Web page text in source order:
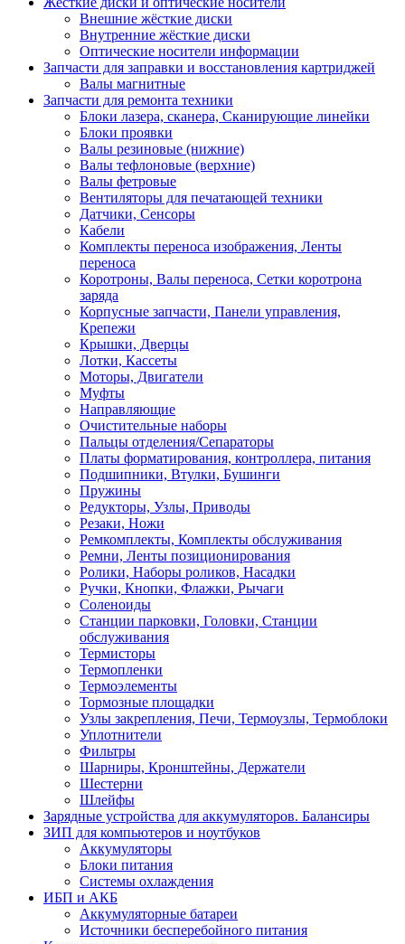
Внешние жёсткие диски
Внутренние жёсткие диски
Оптические носители информации
Запчасти для заправки и восстановления картриджей
Валы магнитные
Запчасти для ремонта техники
Блоки лазера, сканера, Сканирующие линейки
Блоки проявки
Валы резиновые (нижние)
Валы тефлоновые (верхние)
Валы фетровые
Вентиляторы для печатающей техники
Датчики, Сенсоры
Кабели
Комплекты переноса изображения, Ленты
переноса
Коротроны, Валы переноса, Сетки коротрона
заряда
Корпусные запчасти, Панели управления,
Крепежи
Крышки, Дверцы
Лотки, Кассеты
Моторы, Двигатели
Муфты
Направляющие
Очистительные наборы
Пальцы отделения/Сепараторы
Платы форматирования, контроллера, питания
Подшипники, Втулки, Бушинги
Пружины
Редукторы, Узлы, Приводы
Резаки, Ножи
Ремкомплекты, Комплекты обслуживания
Ремни, Ленты позиционирования
Ролики, Наборы роликов, Насадки
Ручки, Кнопки, Флажки, Рычаги
Соленоиды
Станции парковки, Головки, Станции
обслуживания
Термисторы
Термопленки
Термоэлементы
Тормозные площадки
Узлы закрепления, Печи, Термоузлы, Термоблоки
Уплотнители
Фильтры
Шарниры, Кронштейны, Держатели
Шестерни
Шлейфы
Зарядные устройства для аккумуляторов. Балансиры
ЗИП для компьютеров и ноутбуков
Аккумуляторы
Блоки питания
Системы охлаждения
ИБП и АКБ
Аккумуляторные батареи
Источники бесперебойного питания